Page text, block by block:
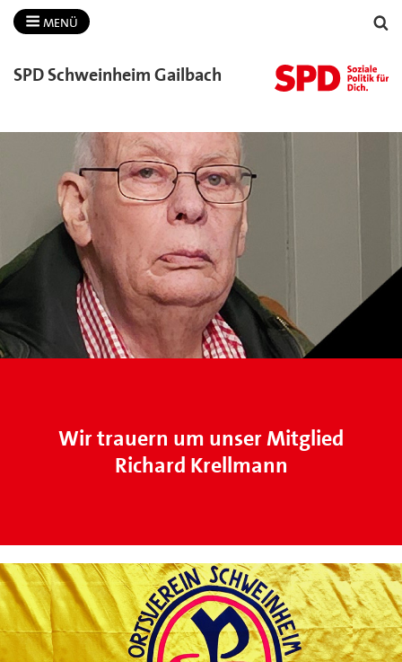
MENÜ
SPD Schweinheim Gailbach
Wir trauern um unser Mitglied
Richard Krellmann